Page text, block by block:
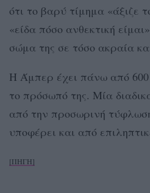
ότι το βαρύ τίμημα «άξιζε
«είδα πόσο ανθεκτική
σώμα της σε τόσο ακραία
Η Άμπερ έχει πάνω από
το πρόσωπό της. Μία
από την προσωρινή
υποφέρει και από
[ΠΗΓΗ]